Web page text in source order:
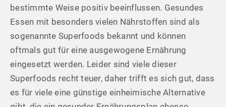
bestimmte Weise positiv beeinflussen. Gesundes
Essen mit besonders vielen Nährstoffen sind als
sogenannte Superfoods bekannt und können
oftmals gut für eine ausgewogene Ernährung
eingesetzt werden. Leider sind viele dieser
Superfoods recht teuer, daher trifft es sich gut, dass
es für viele eine günstige einheimische Alternative